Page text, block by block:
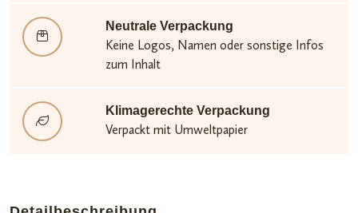
Neutrale Verpackung
Keine Logos, Namen oder sonstige Infos
zum Inhalt
Klimagerechte Verpackung
Verpackt mit Umweltpapier